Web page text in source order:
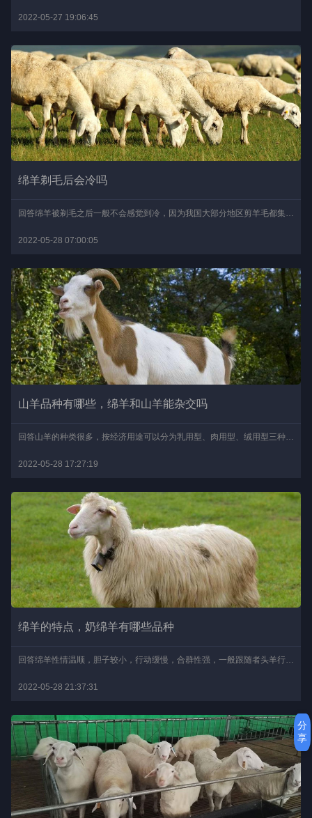
2022-05-27 19:06:45
绵羊剃毛后会冷吗
回答绵羊被剃毛之后一般不会感觉到冷，因为我国大部分地区剪羊毛都集中于春季和秋季这2个时段，一般春季集中于5-6月份剃羊毛，秋季集中在8月份，这样就在一定程度上避免了..
2022-05-28 07:00:05
山羊品种有哪些，绵羊和山羊能杂交吗
2022-05-28 17:27:19
绵羊的特点，奶绵羊有哪些品种
回答绵羊性情温顺，胆子较小，行动缓慢，合群性强，一般跟随者头羊行动。绵羊喜欢干燥整洁的环境，如果长期生活在潮湿的羊圈中，或者是在低洼处采食，容易感染寄生虫病和关..
2022-05-28 21:37:31
分
享